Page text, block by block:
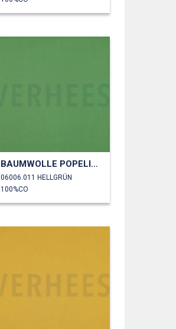
BAUMWOLLE POPELINE
06006.011 HELLGRÜN
100%CO